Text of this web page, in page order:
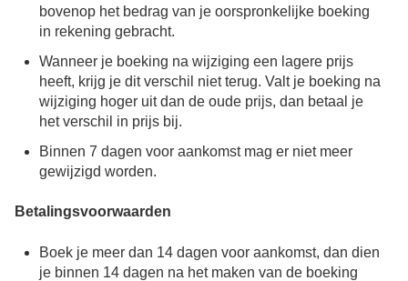
bovenop het bedrag van je oorspronkelijke boeking
in rekening gebracht.
Wanneer je boeking na wijziging een lagere prijs
heeft, krijg je dit verschil niet terug. Valt je boeking na
wijziging hoger uit dan de oude prijs, dan betaal je
het verschil in prijs bij.
Binnen 7 dagen voor aankomst mag er niet meer
gewijzigd worden.
Betalingsvoorwaarden
Boek je meer dan 14 dagen voor aankomst, dan dien
je binnen 14 dagen na het maken van de boeking